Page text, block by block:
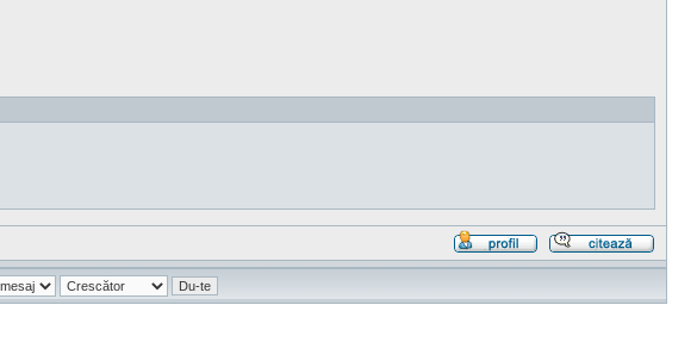
cu
Profil